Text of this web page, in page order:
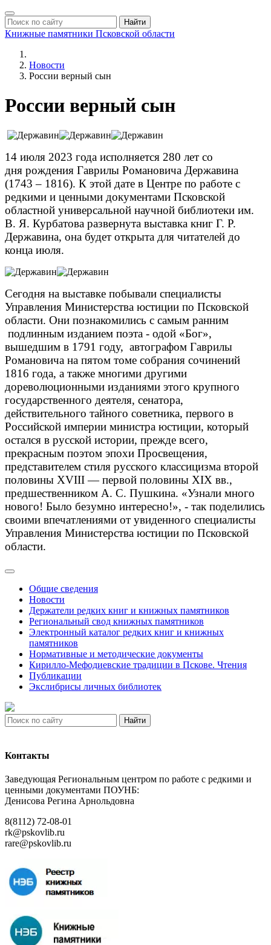
Найти
Книжные памятники Псковской области
Новости
России верный сын
России верный сын
14 июля 2023 года исполняется 280 лет со
дня рождения Гаврилы Романовича Державина
(1743 – 1816). К этой дате в Центре по работе с
редкими и ценными документами Псковской
областной универсальной научной библиотеки им.
В. Я. Курбатова развернута выставка книг Г. Р.
Державина, она будет открыта для читателей до
конца июля.
Сегодня на выставке побывали специалисты
Управления Министерства юстиции по Псковской
области. Они познакомились с самым ранним
подлинным изданием поэта - одой «Бог»,
вышедшим в 1791 году, автографом Гаврилы
Романовича на пятом томе собрания сочинений
1816 года, а также многими другими
дореволюционными изданиями этого крупного
государственного деятеля, сенатора,
действительного тайного советника, первого в
Российской империи министра юстиции, который
остался в русской истории, прежде всего,
прекрасным поэтом эпохи Просвещения,
представителем стиля русского классицизма второй
половины XVIII — первой половины XIX вв.,
предшественником А. С. Пушкина. «Узнали много
нового! Было безумно интересно!», - так поделились
своими впечатлениями от увиденного специалисты
Управления Министерства юстиции по Псковской
области.
Общие сведения
Новости
Держатели редких книг и книжных памятников
Региональный свод книжных памятников
Электронный каталог редких книг и книжных
памятников
Нормативные и методические документы
Кирилло-Мефодиевские традиции в Пскове. Чтения
Публикации
Экслибрисы личных библиотек
Найти
Контакты
Заведующая Региональным центром по работе с редкими и
ценными документами ПОУНБ:
Денисова Регина Арнольдовна
8(8112) 72-08-01
rk@pskovlib.ru
rare@pskovlib.ru